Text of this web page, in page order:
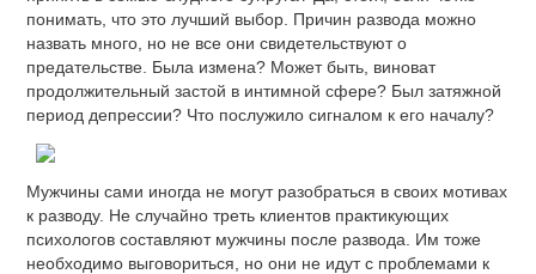
понимать, что это лучший выбор. Причин развода можно
назвать много, но не все они свидетельствуют о
предательстве. Была измена? Может быть, виноват
продолжительный застой в интимной сфере? Был затяжной
период депрессии? Что послужило сигналом к его началу?
Мужчины сами иногда не могут разобраться в своих мотивах
к разводу. Не случайно треть клиентов практикующих
психологов составляют мужчины после развода. Им тоже
необходимо выговориться, но они не идут с проблемами к